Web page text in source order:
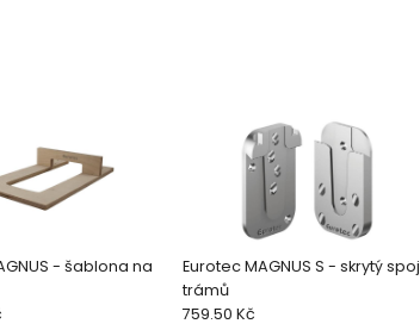
- šablona na
Eurotec MAGNUS S - skrytý spoj
trámů
759.50 Kč